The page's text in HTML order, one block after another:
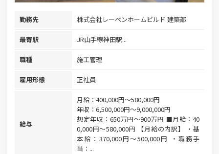
勤務先 株式会社レーベンホームビルド 建築部
最寄駅 JR山手線神田駅...
職種 施工管理
雇用形態 正社員
給与
月給：400,000円～580,000円
年収：6,500,000円～9,000,000円
想定年収：650万円～900万円 ■月給：40
0,000円〜580,000円 【月給の内訳】 ・基
本給：370,000円〜500,000円 ・職務手
当：...